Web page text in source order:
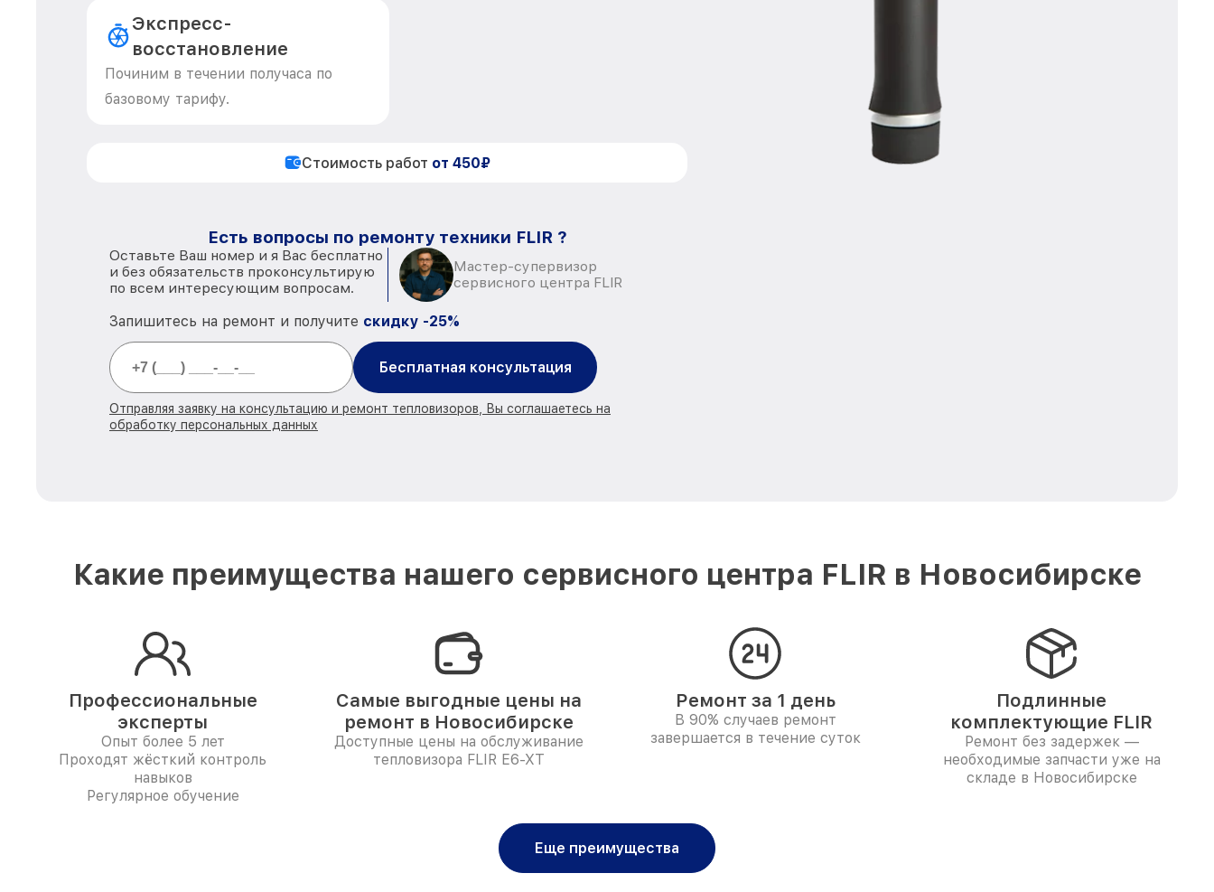
Экспресс-
восстановление
Починим в течении получаса по
базовому тарифу.
Стоимость работ от 450₽
Есть вопросы по ремонту техники FLIR ?
Оставьте Ваш номер и я Вас бесплатно
и без обязательств проконсультирую
по всем интересующим вопросам.
Мастер-супервизор
сервисного центра FLIR
Запишитесь на ремонт и получите скидку -25%
Бесплатная консультация
Отправляя заявку на консультацию и ремонт тепловизоров, Вы соглашаетесь на
обработку персональных данных
Какие преимущества нашего сервисного центра FLIR в Новосибирске
Профессиональные
эксперты
Опыт более 5 лет
Проходят жёсткий контроль
навыков
Регулярное обучение
Самые выгодные цены на
ремонт в Новосибирске
Доступные цены на обслуживание
тепловизора FLIR E6-XT
Ремонт за 1 день
В 90% случаев ремонт
завершается в течение суток
Подлинные
комплектующие FLIR
Ремонт без задержек —
необходимые запчасти уже на
складе в Новосибирске
Еще преимущества